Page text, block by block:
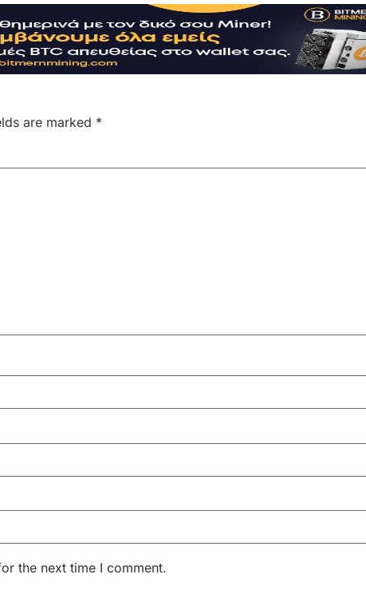
are marked *
the next time I comment.